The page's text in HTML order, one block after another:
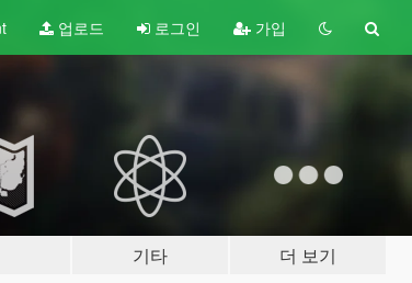
업로드 로그인 가입
기타 더 보기